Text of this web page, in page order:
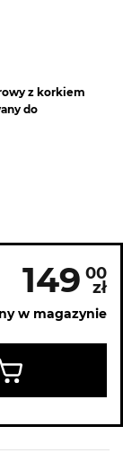
z korkiem
do
149 00
zł
w magazynie